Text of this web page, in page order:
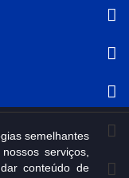
semelhantes
serviços,
conteúdo de